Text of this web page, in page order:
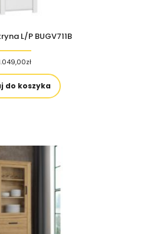
L/P BUGV711B
zł
do koszyka